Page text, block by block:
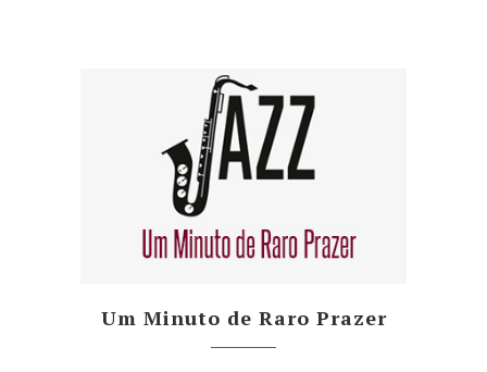
Um Minuto de Raro Prazer